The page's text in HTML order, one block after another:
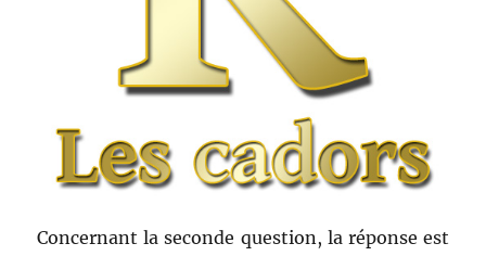
Concernant la seconde question, la réponse est